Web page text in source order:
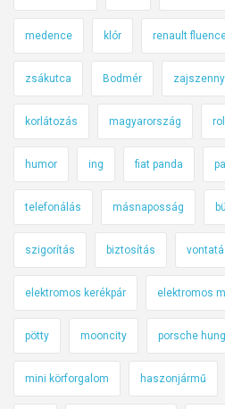
medence klór renault
zsákutca Bodmér
korlátozás magyarország
humor ing fiat panda
telefonálás másnaposság
szigorítás biztosítás
elektromos kerékpár elektromos
pötty mooncity porsche
mini körforgalom haszonjármű